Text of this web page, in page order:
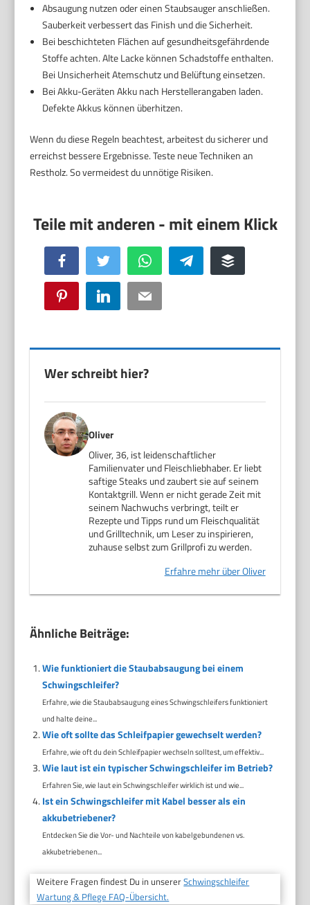
Absaugung nutzen oder einen Staubsauger anschließen.
Sauberkeit verbessert das Finish und die Sicherheit.
Bei beschichteten Flächen auf gesundheitsgefährdende
Stoffe achten. Alte Lacke können Schadstoffe enthalten.
Bei Unsicherheit Atemschutz und Belüftung einsetzen.
Bei Akku-Geräten Akku nach Herstellerangaben laden.
Defekte Akkus können überhitzen.
Wenn du diese Regeln beachtest, arbeitest du sicherer und
erreichst bessere Ergebnisse. Teste neue Techniken an
Restholz. So vermeidest du unnötige Risiken.
Facebook Twitter WhatsApp Telegram Buffer
Pinterest LinkedIn Email
Wer schreibt hier?
Oliver
Oliver, 36, ist leidenschaftlicher
Familienvater und Fleischliebhaber. Er liebt
saftige Steaks und zaubert sie auf seinem
Kontaktgrill. Wenn er nicht gerade Zeit mit
seinem Nachwuchs verbringt, teilt er
Rezepte und Tipps rund um Fleischqualität
und Grilltechnik, um Leser zu inspirieren,
zuhause selbst zum Grillprofi zu werden.
Erfahre mehr über Oliver
Ähnliche Beiträge:
Wie funktioniert die Staubabsaugung bei einem
Schwingschleifer?
Erfahre, wie die Staubabsaugung eines Schwingschleifers funktioniert
und halte deine...
Wie oft sollte das Schleifpapier gewechselt werden?
Erfahre, wie oft du dein Schleifpapier wechseln solltest, um effektiv...
Wie laut ist ein typischer Schwingschleifer im Betrieb?
Erfahren Sie, wie laut ein Schwingschleifer wirklich ist und wie...
Ist ein Schwingschleifer mit Kabel besser als ein
akkubetriebener?
Entdecken Sie die Vor- und Nachteile von kabelgebundenen vs.
akkubetriebenen...
Weitere Fragen findest Du in unsererSchwingschleifer
Wartung & Pflege FAQ-Übersicht.